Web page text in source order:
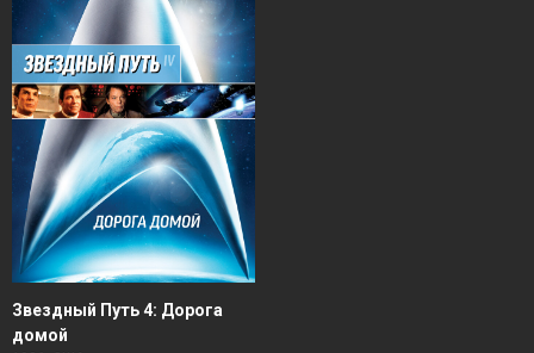
Звездный Путь 4: Дорога
домой